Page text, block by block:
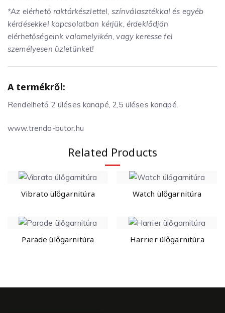
*Az elérhető raktárkészlettel, színválasztékkal és egyéb
kérdésekkel kapcsolatban kérjük, érdeklődjön
elérhetőségeink valamelyikén, vagy keresse fel
személyesen üzletünket!
A termékről:
Rendelhető 2 üléses kanapé, 2,5 üléses kanapé.
www.trendo-butor.hu
Related Products
Vibrato ülőgarnitúra Watch ülőgarnitúra
Parade ülőgarnitúra Harrier ülőgarnitúra